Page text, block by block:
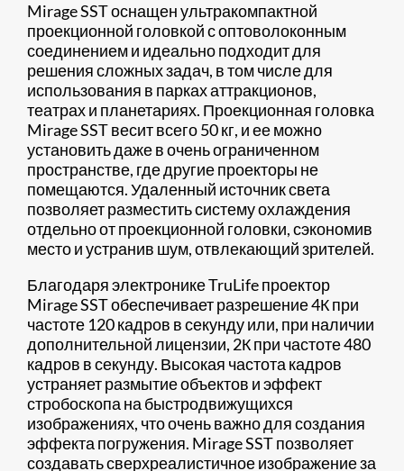
Mirage SST оснащен ультракомпактной
проекционной головкой с оптоволоконным
соединением и идеально подходит для
решения сложных задач, в том числе для
использования в парках аттракционов,
театрах и планетариях. Проекционная головка
Mirage SST весит всего 50 кг, и ее можно
установить даже в очень ограниченном
пространстве, где другие проекторы не
помещаются. Удаленный источник света
позволяет разместить систему охлаждения
отдельно от проекционной головки, сэкономив
место и устранив шум, отвлекающий зрителей.
Благодаря электронике TruLife проектор
Mirage SST обеспечивает разрешение 4К при
частоте 120 кадров в секунду или, при наличии
дополнительной лицензии, 2К при частоте 480
кадров в секунду. Высокая частота кадров
устраняет размытие объектов и эффект
стробоскопа на быстродвижущихся
изображениях, что очень важно для создания
эффекта погружения. Mirage SST позволяет
создавать сверхреалистичное изображение за